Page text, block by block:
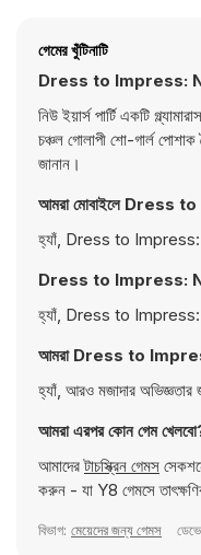
গেমের খুঁটিনাটি
Dress to Impress:
নিউ ইয়ার্স পার্টি একটি
চঞ্চল গোলাপী শো-গার্ল
জানান।
আমরা মোবাইলে Dress
হ্যাঁ, Dress to Impress:
Dress to Impress:
হ্যাঁ, Dress to Impress:
আমরা Dress to
হ্যাঁ, আরও মজাদার
আমরা এরপর কোন গেম
আমাদেরটাচস্ক্রিন গেমস
করুন - যা Y8 গেমসে
বিভাগ: মেয়েদের জন্য গেমস